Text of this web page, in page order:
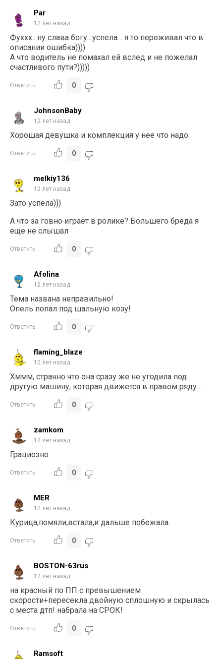
Par
12 лет назад
Фуххх.. ну слава богу.. успела… я то переживал что в
описании ошибка))))
А что водитель не помахал ей вслед и не пожелал
счастливого пути?)))))
Ответить 0
JohnsonBaby
12 лет назад
Хорошая девушка и комплекция у нее что надо.
Ответить 0
melkiy136
12 лет назад
Зато успела)))
А что за гoвно играет в ролике? Большего бреда я
еще не слышал
Ответить 0
Afolina
12 лет назад
Тема названа неправильно!
Опель попал под шальную козу!
Ответить 0
flaming_blaze
12 лет назад
Хммм, странно что она сразу же не угодила под
другую машину, которая движется в правом ряду….
Ответить 0
zamkom
12 лет назад
Грациозно
Ответить 0
MER
12 лет назад
Курица,помяли,встала,и дальше побежала.
Ответить 0
BOSTON-63rus
12 лет назад
на красный по ПП с превышением
скорости+пересекла двойную сплошную и скрылась
с места дтп! набрала на СРОК!
Ответить 0
Ramsoft